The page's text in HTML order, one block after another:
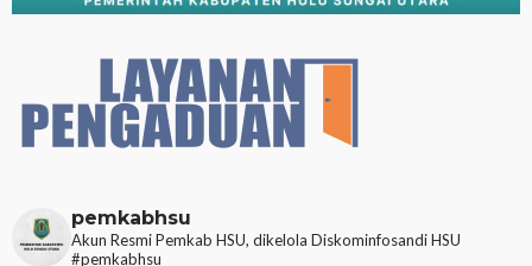
pemkabhsu
Akun Resmi Pemkab HSU, dikelola Diskominfosandi HSU
#pemkabhsu